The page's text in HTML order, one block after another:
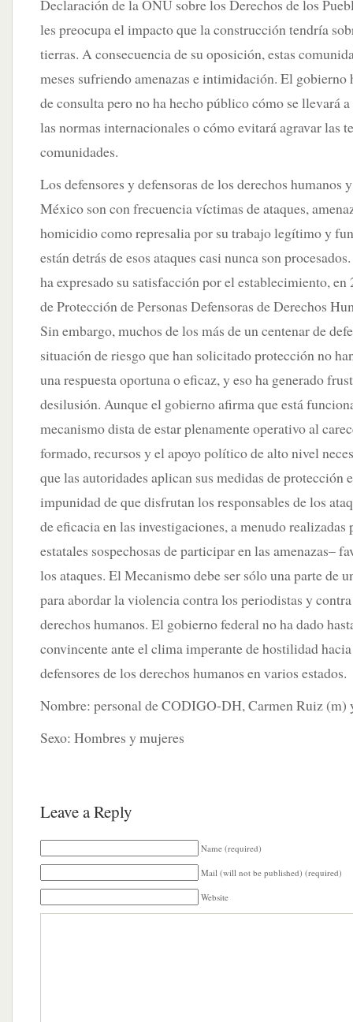
Declaración de la ONU sobre los Derechos de los
les preocupa el impacto que la construcción tendría
tierras. A consecuencia de su oposición, estas
meses sufriendo amenazas e intimidación. El gobierno
de consulta pero no ha hecho público cómo se llevará
las normas internacionales o cómo evitará agravar las
comunidades.
Los defensores y defensoras de los derechos humanos
México son con frecuencia víctimas de ataques,
homicidio como represalia por su trabajo legítimo y
están detrás de esos ataques casi nunca son
ha expresado su satisfacción por el establecimiento,
de Protección de Personas Defensoras de Derechos
Sin embargo, muchos de los más de un centenar de
situación de riesgo que han solicitado protección no
una respuesta oportuna o eficaz, y eso ha generado
desilusión. Aunque el gobierno afirma que está
mecanismo dista de estar plenamente operativo al
formado, recursos y el apoyo político de alto nivel
que las autoridades aplican sus medidas de protección
impunidad de que disfrutan los responsables de los
de eficacia en las investigaciones, a menudo realizadas
estatales sospechosas de participar en las amenazas–
los ataques. El Mecanismo debe ser sólo una parte de
para abordar la violencia contra los periodistas y
derechos humanos. El gobierno federal no ha dado
convincente ante el clima imperante de hostilidad
defensores de los derechos humanos en varios estados.
Nombre: personal de CODIGO-DH, Carmen Ruiz (m)
Sexo: Hombres y mujeres
Leave a Reply
Name (required)
Mail (will not be published) (required)
Website